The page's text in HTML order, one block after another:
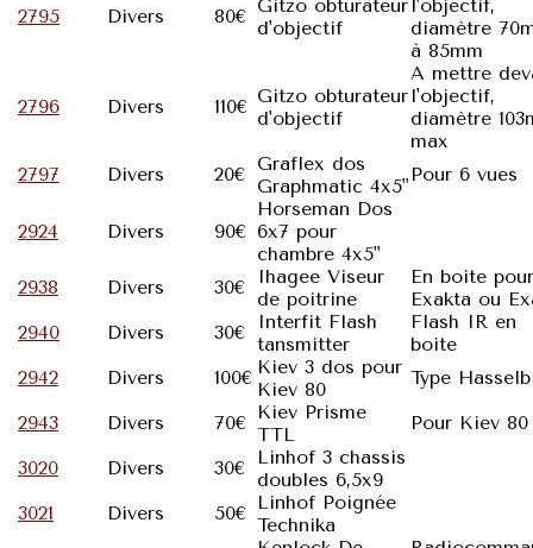
2795 Divers 80€ Gitzo obturateur
d'objectif
l'objectif,
diamètre
à 85mm
2796 Divers 110€ Gitzo obturateur
d'objectif
A mettre
l'objectif,
diamètre
max
2797
Divers 20€ Graflex dos
Graphmatic 4x5"
Pour 6 vues
2924 Divers 90€
Horseman Dos
6x7 pour
chambre 4x5"
2938
Divers 30€
Ihagee Viseur
de poitrine
En boite pour
Exakta ou
2940
Divers 30€
Interfit Flash
tansmitter
Flash IR en
boite
2942
Divers 100€ Kiev 3 dos pour
Kiev 80
Type
2943
Divers 70€ Kiev Prisme
TTL
Pour Kiev 80
3020
Divers 30€
Linhof 3 chassis
doubles 6,5x9
3021
Divers 50€ Linhof Poignée
Technika